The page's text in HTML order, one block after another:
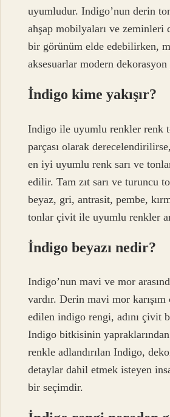
uyumludur. Indigo’nun derin
ahşap mobilyaları ve zeminleri
bir görünüm elde edebilirken,
aksesuarlar modern dekorasyon
İndigo kime yakışır?
Indigo ile uyumlu renkler renk
parçası olarak
en iyi uyumlu renk sarı ve
edilir. Tam zıt sarı ve turuncu
beyaz, gri, antrasit, pembe,
tonlar çivit ile uyumlu renkler
İndigo beyazı nedir?
Indigo’nun mavi ve mor
vardır. Derin mavi mor
edilen indigo rengi, adını çivit
Indigo bitkisinin
renkle adlandırılan Indigo,
detaylar dahil etmek isteyen
bir seçimdir.